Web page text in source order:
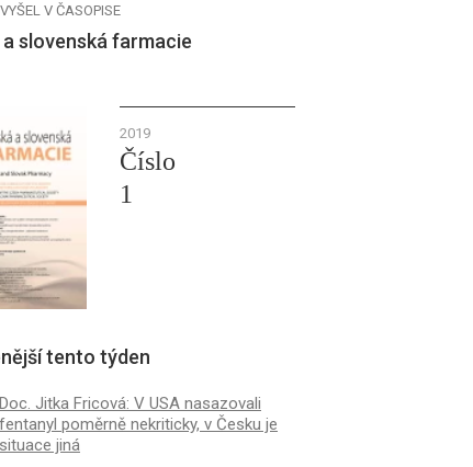
V ČASOPISE
a slovenská farmacie
2019
Číslo
1
tento týden
Doc. Jitka Fricová: V USA nasazovali
fentanyl poměrně nekriticky, v Česku je
situace jiná